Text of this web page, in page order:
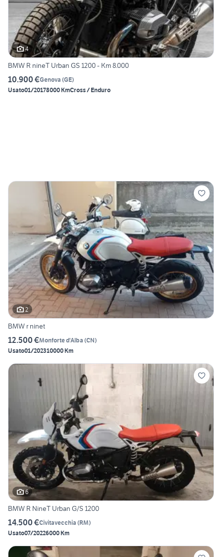
4
BMW R nineT Urban GS 1200 - Km 8.000
10.900 €Genova (GE)
Usato01/20178000 KmCross / Enduro
2
BMW r ninet
12.500 €Monforte d'Alba (CN)
Usato01/202310000 Km
6
BMW R NineT Urban G/S 1200
14.500 €Civitavecchia (RM)
Usato07/20226000 Km